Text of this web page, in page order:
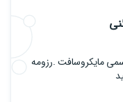
مایکروسافت .رزومه